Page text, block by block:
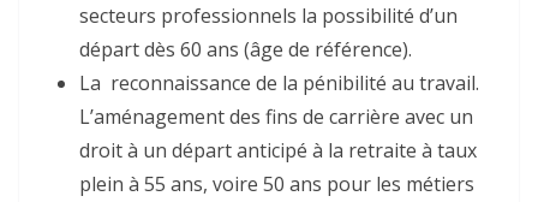
secteurs professionnels la possibilité d’un
départ dès 60 ans (âge de référence).
La reconnaissance de la pénibilité au travail.
L’aménagement des fins de carrière avec un
droit à un départ anticipé à la retraite à taux
plein à 55 ans, voire 50 ans pour les métiers